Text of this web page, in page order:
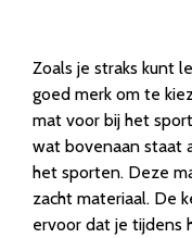
Zoals je straks kunt
goed merk om te
mat voor bij het
wat bovenaan staat
het sporten. Deze
zacht materiaal. De
ervoor dat je tijdens